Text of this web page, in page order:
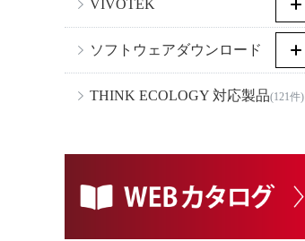
VIVOTEK
ソフトウェアダウンロード
THINK ECOLOGY 対応製品(121件)